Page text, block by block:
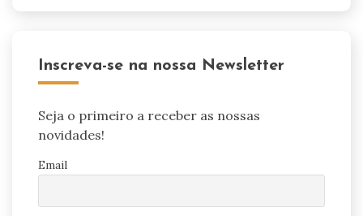
Inscreva-se na nossa Newsletter
Seja o primeiro a receber as nossas
novidades!
Email